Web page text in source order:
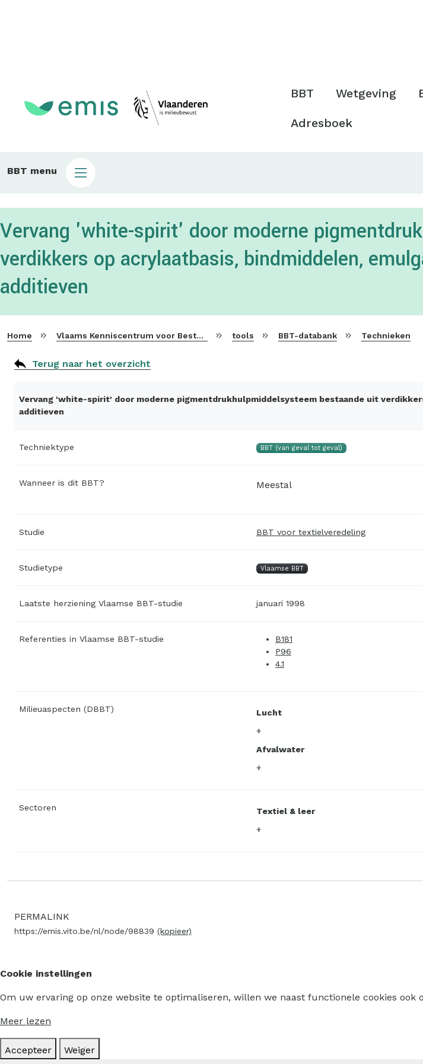
Hoofdmenu
BBT Wetgeving
Adresboek
Main
bbt
BBT menu
Vervang 'white-spirit' door moderne
verdikkers op acrylaatbasis, bindmiddelen,
additieven
Home Vlaams Kenniscentrum voor Beste Beschikbare Technieken tools BBT-databank Technieken
Terug naar het overzicht
Vervang 'white-spirit' door moderne pigmentdrukhulpmiddelsysteem bestaande uit
additieven
Techniektype BBT (van geval tot geval)
Wanneer is dit BBT? Meestal
Studie BBT voor textielveredeling
Studietype Vlaamse BBT
Laatste herziening Vlaamse BBT-studie januari 1998
Referenties in Vlaamse BBT-studie
B181
P96
4.1
Milieuaspecten (DBBT) Lucht
Afvalwater
Sectoren Textiel & leer
PERMALINK
https://emis.vito.be/nl/node/98839 (kopieer)
Cookie instellingen
Om uw ervaring op onze website te optimaliseren, willen we naast functionele cookies
Meer lezen
Accepteer Weiger